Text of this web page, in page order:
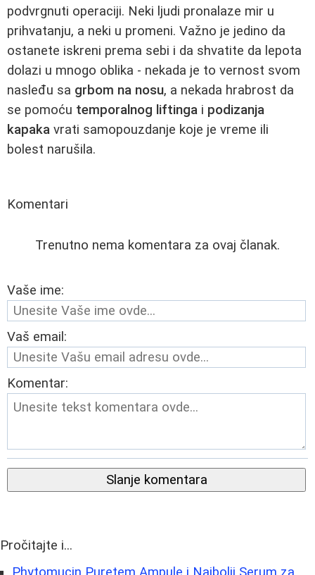
podvrgnuti operaciji. Neki ljudi pronalaze mir u
prihvatanju, a neki u promeni. Važno je jedino da
ostanete iskreni prema sebi i da shvatite da lepota
dolazi u mnogo oblika - nekada je to vernost svom
nasleđu sa grbom na nosu, a nekada hrabrost da
se pomoću temporalnog liftinga i podizanja
kapaka vrati samopouzdanje koje je vreme ili
bolest narušila.
Komentari
Trenutno nema komentara za ovaj članak.
Vaše ime:
Vaš email:
Komentar:
Slanje komentara
Pročitajte i...